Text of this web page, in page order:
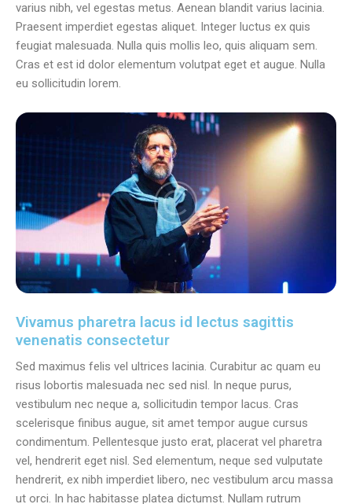
varius nibh, vel egestas metus. Aenean blandit varius lacinia.
Praesent imperdiet egestas aliquet. Integer luctus ex quis
feugiat malesuada. Nulla quis mollis leo, quis aliquam sem.
Cras et est id dolor elementum volutpat eget et augue. Nulla
eu sollicitudin lorem.
Vivamus pharetra lacus id lectus sagittis
venenatis consectetur
Sed maximus felis vel ultrices lacinia. Curabitur ac quam eu
risus lobortis malesuada nec sed nisl. In neque purus,
vestibulum nec neque a, sollicitudin tempor lacus. Cras
scelerisque finibus augue, sit amet tempor augue cursus
condimentum. Pellentesque justo erat, placerat vel pharetra
vel, hendrerit eget nisl. Sed elementum, neque sed vulputate
hendrerit, ex nibh imperdiet libero, nec vestibulum arcu massa
ut orci. In hac habitasse platea dictumst. Nullam rutrum